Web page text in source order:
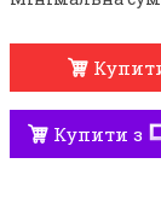
Купити з